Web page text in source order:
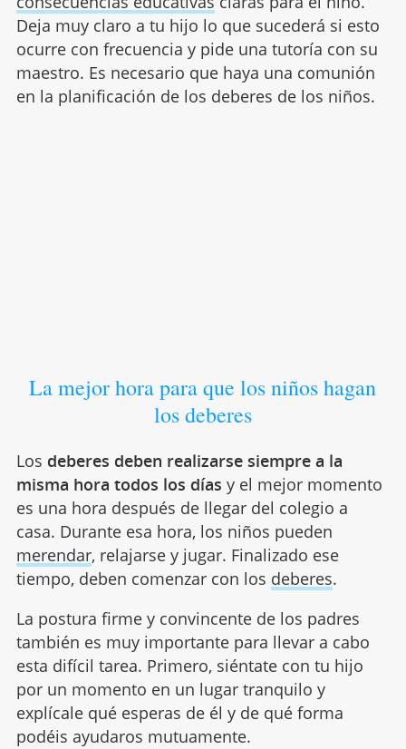
Deja muy claro a tu hijo lo que sucederá si esto
ocurre con frecuencia y pide una tutoría con su
maestro. Es necesario que haya una comunión
en la planificación de los deberes de los niños.
La mejor hora para que los niños hagan
los deberes
Los deberes deben realizarse siempre a la
misma hora todos los días y el mejor momento
es una hora después de llegar del colegio a
casa. Durante esa hora, los niños pueden
merendar, relajarse y jugar. Finalizado ese
tiempo, deben comenzar con los deberes.
La postura firme y convincente de los padres
también es muy importante para llevar a cabo
esta difícil tarea. Primero, siéntate con tu hijo
por un momento en un lugar tranquilo y
explícale qué esperas de él y de qué forma
podéis ayudaros mutuamente.